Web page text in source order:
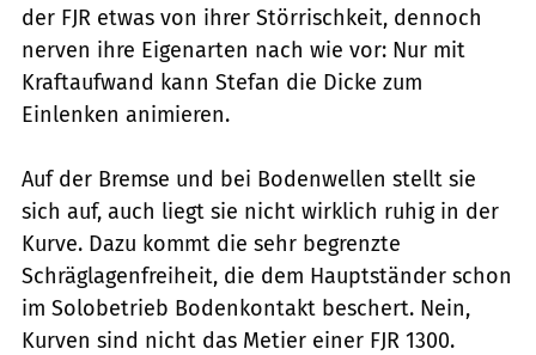
der FJR etwas von ihrer Störrischkeit, dennoch
nerven ihre Eigenarten nach wie vor: Nur mit
Kraftaufwand kann Stefan die Dicke zum
Einlenken animieren.
Auf der Bremse und bei Bodenwellen stellt sie
sich auf, auch liegt sie nicht wirklich ruhig in der
Kurve. Dazu kommt die sehr begrenzte
Schräglagenfreiheit, die dem Hauptständer schon
im Solobetrieb Bodenkontakt beschert. Nein,
Kurven sind nicht das Metier einer FJR 1300.